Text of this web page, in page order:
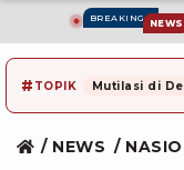
BREAKING NEWS
# TOPIK Mutilasi di
NEWS